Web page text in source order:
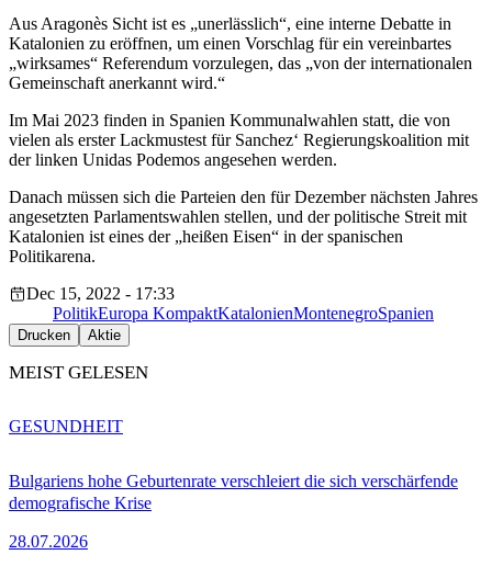
Aus Aragonès Sicht ist es „unerlässlich“, eine interne Debatte in
Katalonien zu eröffnen, um einen Vorschlag für ein vereinbartes
„wirksames“ Referendum vorzulegen, das „von der internationalen
Gemeinschaft anerkannt wird.“
Im Mai 2023 finden in Spanien Kommunalwahlen statt, die von
vielen als erster Lackmustest für Sanchez‘ Regierungskoalition mit
der linken Unidas Podemos angesehen werden.
Danach müssen sich die Parteien den für Dezember nächsten Jahres
angesetzten Parlamentswahlen stellen, und der politische Streit mit
Katalonien ist eines der „heißen Eisen“ in der spanischen
Politikarena.
Dec 15, 2022 - 17:33
PolitikEuropa KompaktKatalonienMontenegroSpanien
Drucken Aktie
MEIST GELESEN
Bulgariens hohe Geburtenrate verschleiert die sich verschärfende
demografische Krise
28.07.2026
GESUNDHEIT